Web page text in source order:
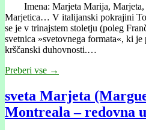
Imena: Marjeta Marija, Marjeta,
Marjetica… V italijanski pokrajini
se je v trinajstem stoletju (poleg
svetnica »svetovnega formata«, ki
krščanski duhovnosti.…
Preberi vse →
sveta Marjeta
Montreala – redovna